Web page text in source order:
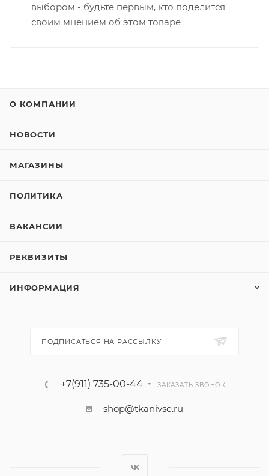
выбором - будьте первым, кто поделится
своим мнением об этом товаре
О КОМПАНИИ
НОВОСТИ
МАГАЗИНЫ
ПОЛИТИКА
ВАКАНСИИ
РЕКВИЗИТЫ
ИНФОРМАЦИЯ
ПОДПИСАТЬСЯ НА РАССЫЛКУ
+7(911) 735-00-44 ЗАКАЗАТЬ ЗВОНОК
shop@tkanivse.ru